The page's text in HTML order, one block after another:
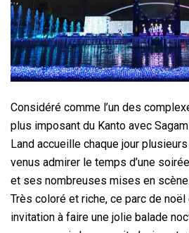
Considéré comme l’un des
plus imposant du Kanto avec
Land accueille chaque jour
venus admirer le temps d’une
et ses nombreuses mises en scène.
Très coloré et riche, ce parc de
invitation à faire une jolie balade